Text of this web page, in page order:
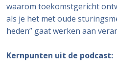
waarom toekomstgericht
als je het met oude
heden” gaat werken aan
Kernpunten uit de podcast: